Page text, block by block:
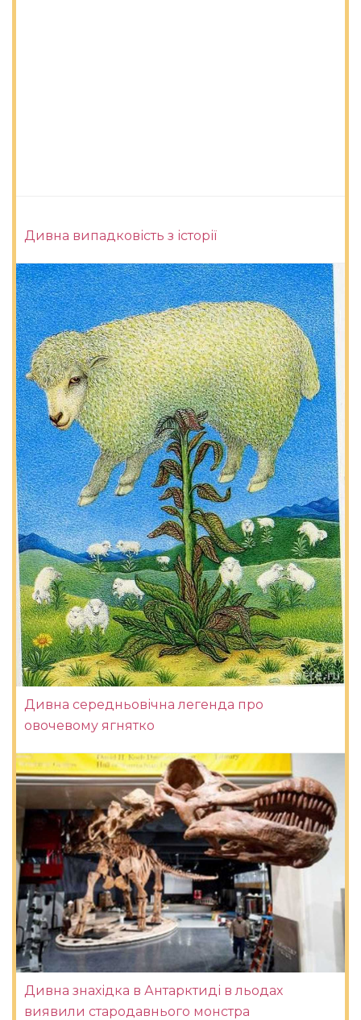
Дивна випадковість з історії
Дивна середньовічна легенда про
овочевому ягнятко
Дивна знахідка в Антарктиді в льодах
виявили стародавнього монстра